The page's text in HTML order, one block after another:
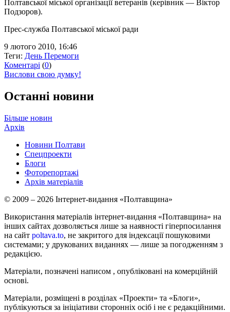
Полтавської міської організації ветеранів (керівник — Віктор
Подзоров).
Прес-служба Полтавської міської ради
9 лютого 2010, 16:46
Теги: День Перемоги
Коментарі (0)
Вислови свою думку!
Останні новини
Більше новин
Архів
Новини Полтави
Спецпроекти
Блоги
Фоторепортажі
Архів матеріалів
© 2009 – 2026 Інтернет-видання «Полтавщина»
Використання матеріалів інтернет-видання «Полтавщина» на
інших сайтах дозволяється лише за наявності гіперпосилання
на сайт poltava.to, не закритого для індексації пошуковими
системами; у друкованих виданнях — лише за погодженням з
редакцією.
Матеріали, позначені написом , опубліковані на комерційній
основі.
Матеріали, розміщені в розділах «Проекти» та «Блоги»,
публікуються за ініціативи сторонніх осіб і не є редакційними.